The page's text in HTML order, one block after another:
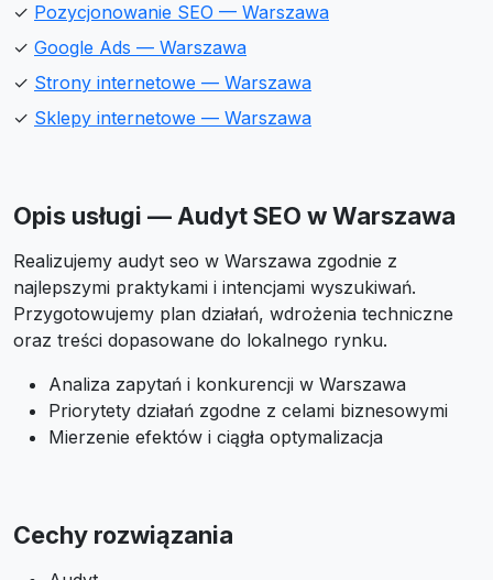
✓ Pozycjonowanie SEO — Warszawa
✓ Google Ads — Warszawa
✓ Strony internetowe — Warszawa
✓ Sklepy internetowe — Warszawa
Opis usługi — Audyt SEO w Warszawa
Realizujemy audyt seo w Warszawa zgodnie z
najlepszymi praktykami i intencjami wyszukiwań.
Przygotowujemy plan działań, wdrożenia techniczne
oraz treści dopasowane do lokalnego rynku.
Analiza zapytań i konkurencji w Warszawa
Priorytety działań zgodne z celami biznesowymi
Mierzenie efektów i ciągła optymalizacja
Cechy rozwiązania